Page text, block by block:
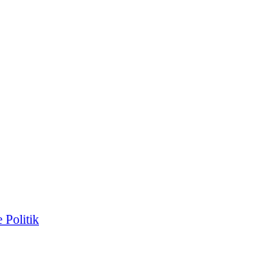
Politik